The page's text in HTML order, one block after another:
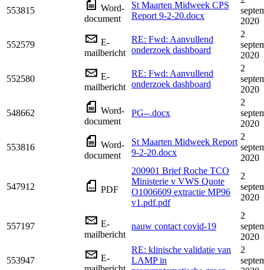
553815
Word-
document
St Maarten Midweek CPS
Report 9-2-20.docx
2020
552579
E-
mailbericht
RE: Fwd: Aanvullend
onderzoek dashboard
2
2020
552580
E-
mailbericht
RE: Fwd: Aanvullend
onderzoek dashboard
2
2020
548662
Word-
document
PG--.docx
2
2020
553816
Word-
document
St Maarten Midweek Report
9-2-20.docx
2
2020
547912 PDF
200901 Brief Roche TCO
Ministerie v VWS Quote
O1006609 extractie MP96
v1.pdf.pdf
2
2020
557197
E-
mailbericht
nauw contact covid-19
2
2020
553947
E-
RE: klinische validatie van
LAMP in
2